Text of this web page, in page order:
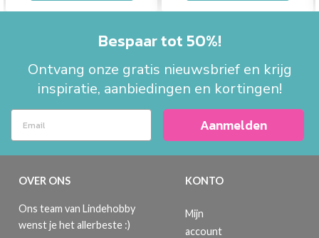
Bespaar tot 50%!
Ontvang onze gratis nieuwsbrief en krijg
inspiratie, aanbiedingen en kortingen!
Aanmelden
OVER ONS
Ons team van Lindehobby
wenst je het allerbeste :)
KONTO
Mijn
account